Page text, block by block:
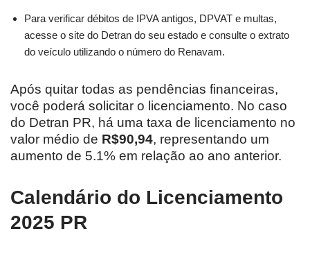
Para verificar débitos de IPVA antigos, DPVAT e multas,
acesse o site do Detran do seu estado e consulte o extrato
do veículo utilizando o número do Renavam.
Após quitar todas as pendências financeiras,
você poderá solicitar o licenciamento. No caso
do Detran PR, há uma taxa de licenciamento no
valor médio de R$90,94, representando um
aumento de 5.1% em relação ao ano anterior.
Calendário do Licenciamento
2025 PR